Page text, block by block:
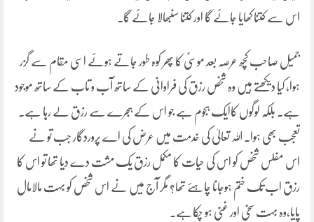
اس سے کتنا کھایا جائے گا اور کتنا سنبھالا جائے گا۔
جمیل صاحب کچھ عرصہ بعد موسیٌٰ کا پھر کوہ طور جاتے ہوئے اسی مقام سے گزر
ہوا، کیا دیکھتے ہیں وہ شخص رزق کی فراوانی کے ساتھ آب و تاب کے ساتھ موجود
ہے۔ بلکہ لوگوں کاایک ہجوم ہے جو اس کے ہجرے سے رزق لے رہا ہے۔
تعجب بھی ہوا۔ اللہ تعالیٰ کی خدمت میں عرض کی اے پروردگار جب تو نے
اس مفلس شخص کو اس کی حیات کا مکمل رزق یک مشت دے دیا تھا تو اس کا
رزق اب تک ختم ہوجانا چاہئے تھا؟ مگر آج میں نے اس شخص کو بہت مالامال
پایا،وہ بہت سخی اور غنی ہو چکاہے۔